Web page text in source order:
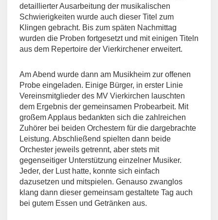
detaillierter Ausarbeitung der musikalischen
Schwierigkeiten wurde auch dieser Titel zum
Klingen gebracht. Bis zum späten Nachmittag
wurden die Proben fortgesetzt und mit einigen Titeln
aus dem Repertoire der Vierkirchener erweitert.
Am Abend wurde dann am Musikheim zur offenen
Probe eingeladen. Einige Bürger, in erster Linie
Vereinsmitglieder des MV Vierkirchen lauschten
dem Ergebnis der gemeinsamen Probearbeit. Mit
großem Applaus bedankten sich die zahlreichen
Zuhörer bei beiden Orchestern für die dargebrachte
Leistung. Abschließend spielten dann beide
Orchester jeweils getrennt, aber stets mit
gegenseitiger Unterstützung einzelner Musiker.
Jeder, der Lust hatte, konnte sich einfach
dazusetzen und mitspielen. Genauso zwanglos
klang dann dieser gemeinsam gestaltete Tag auch
bei gutem Essen und Getränken aus.